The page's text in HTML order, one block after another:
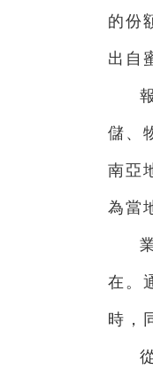
的份
出自
儲、
南亞
為當
在。
時，